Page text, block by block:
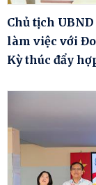
Chủ tịch
làm việc với
Kỳ thúc đẩy